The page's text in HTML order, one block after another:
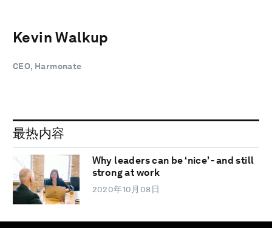
Kevin Walkup
CEO, Harmonate
最热内容
Why leaders can be ‘nice’ - and still
strong at work
2020年10月08日